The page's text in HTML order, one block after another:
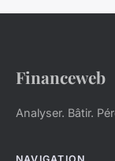
Financeweb
Analyser. Bâtir.